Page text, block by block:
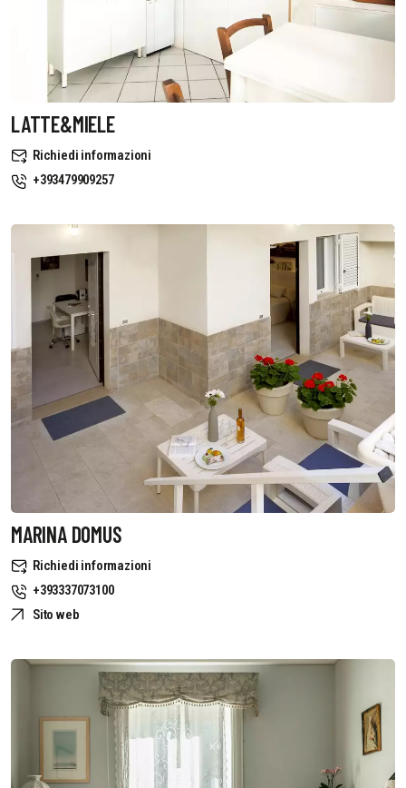
LATTE&MIELE
Richiedi informazioni
+393479909257
MARINA DOMUS
Richiedi informazioni
+393337073100
Sito web